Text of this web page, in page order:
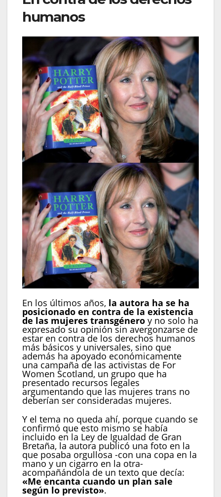
humanos
En los últimos años, la autora ha se ha
posicionado en contra de la existencia
de las mujeres transgénero y no solo ha
expresado su opinión sin avergonzarse de
estar en contra de los derechos humanos
más básicos y universales, sino que
además ha apoyado económicamente
una campaña de las activistas de For
Women Scotland, un grupo que ha
presentado recursos legales
argumentando que las mujeres trans no
deberían ser consideradas mujeres.
Y el tema no queda ahí, porque cuando se
confirmó que esto mismo se había
incluido en la Ley de Igualdad de Gran
Bretaña, la autora publicó una foto en la
que posaba orgullosa -con una copa en la
mano y un cigarro en la otra-
acompañándola de un texto que decía:
«Me encanta cuando un plan sale
según lo previsto».